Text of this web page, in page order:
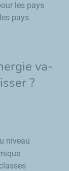
les pays
pays
va-
?
niveau